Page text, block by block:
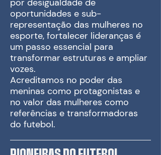
por desigualdade de
oportunidades e sub-
representação das mulheres no
esporte, fortalecer lideranças é
um passo essencial para
transformar estruturas e ampliar
vozes.
Acreditamos no poder das
meninas como protagonistas e
no valor das mulheres como
referências e transformadoras
do futebol.